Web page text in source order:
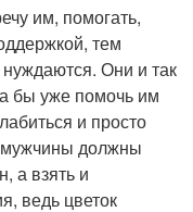
им, помогать,
тем
Они и так
бы уже помочь им
и просто
мужчины должны
а взять и
ведь цветок